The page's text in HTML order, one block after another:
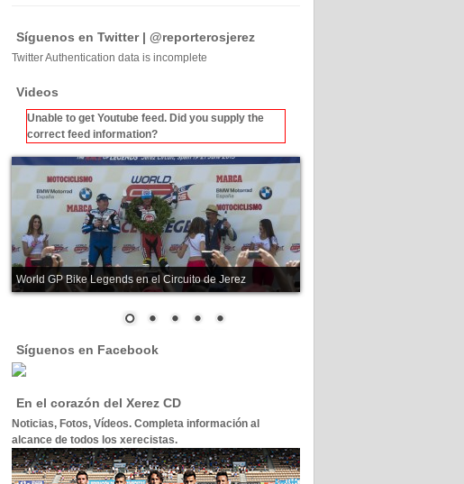
Síguenos en Twitter | @reporterosjerez
Twitter Authentication data is incomplete
Videos
Unable to get Youtube feed. Did you supply the
correct feed information?
World GP Bike Legends en el Circuito de Jerez
Síguenos en Facebook
En el corazón del Xerez CD
Noticias, Fotos, Vídeos. Completa información al
alcance de todos los xerecistas.